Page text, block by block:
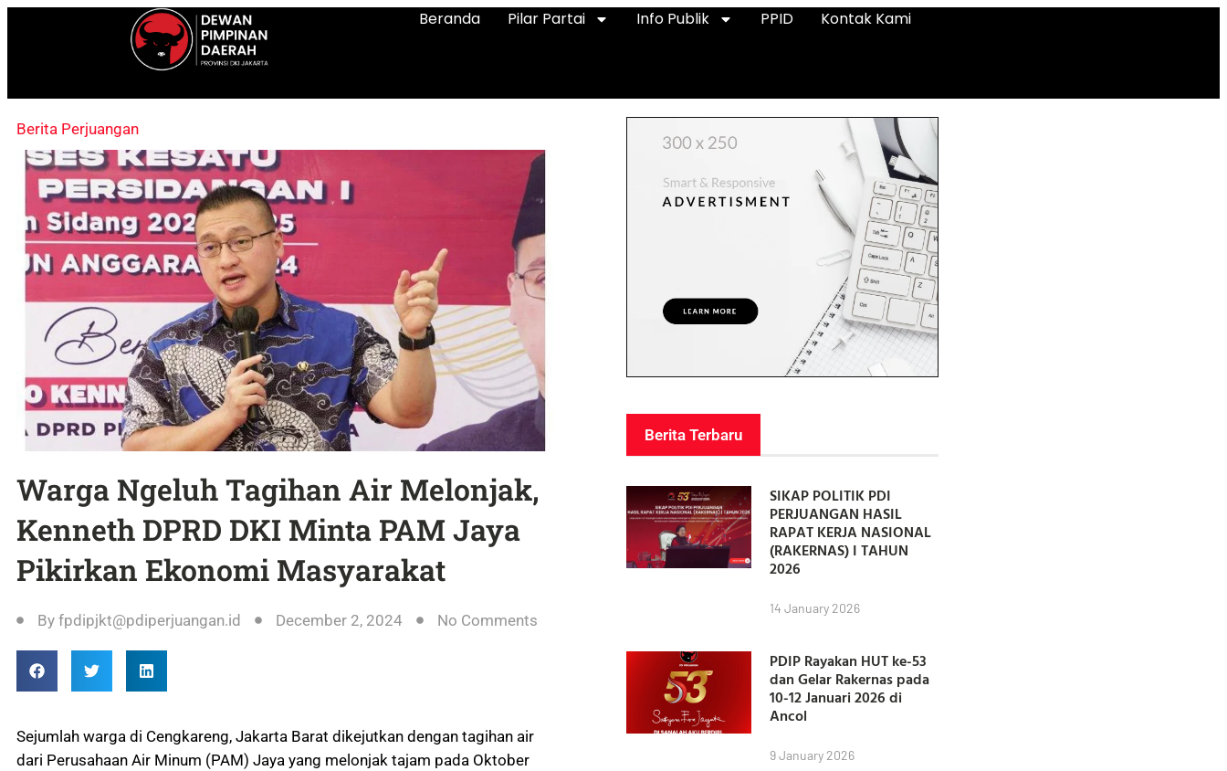
Beranda Pilar Partai Info Publik PPID Kontak Kami
Berita Perjuangan
Warga Ngeluh Tagihan Air Melonjak,
Kenneth DPRD DKI Minta PAM Jaya
Pikirkan Ekonomi Masyarakat
By fpdipjkt@pdiperjuangan.id December 2, 2024 No Comments
Sejumlah warga di Cengkareng, Jakarta Barat dikejutkan dengan tagihan air
dari Perusahaan Air Minum (PAM) Jaya yang melonjak tajam pada Oktober
Berita Terbaru
SIKAP POLITIK PDI
PERJUANGAN HASIL
RAPAT KERJA NASIONAL
(RAKERNAS) I TAHUN
2026
14 January 2026
PDIP Rayakan HUT ke-53
dan Gelar Rakernas pada
10-12 Januari 2026 di
Ancol
9 January 2026